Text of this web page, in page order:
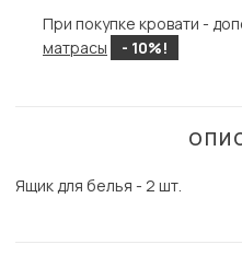
При покупке кровати -
матрасы
- 10%!
Ящик для белья - 2 шт.